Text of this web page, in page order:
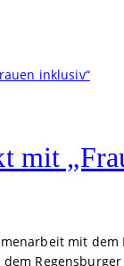
mit
mit dem